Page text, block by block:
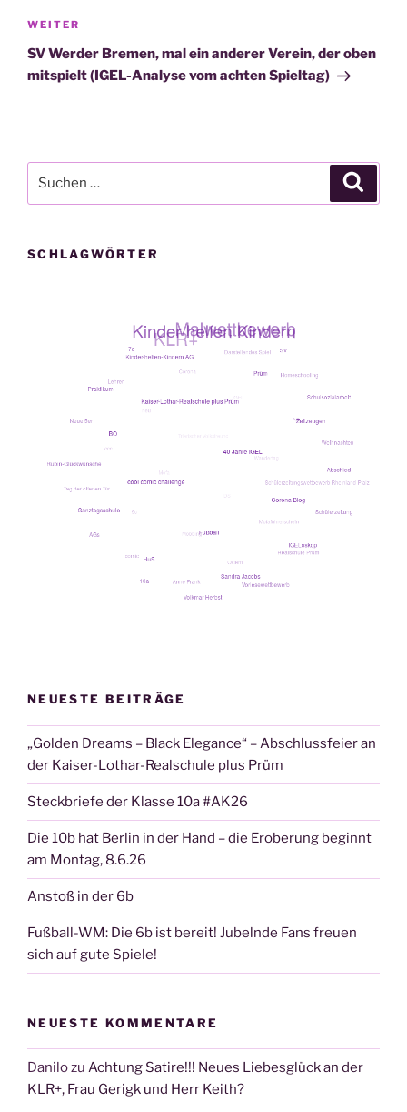
Nächster
Beitrag
WEITER
SV Werder Bremen, mal ein anderer Verein, der oben
mitspielt (IGEL-Analyse vom achten Spieltag)
nach:
SCHLAGWÖRTER
NEUESTE BEITRÄGE
„Golden Dreams – Black Elegance“ – Abschlussfeier an
der Kaiser-Lothar-Realschule plus Prüm
Steckbriefe der Klasse 10a #AK26
Die 10b hat Berlin in der Hand – die Eroberung beginnt
am Montag, 8.6.26
Anstoß in der 6b
Fußball-WM: Die 6b ist bereit! Jubelnde Fans freuen
sich auf gute Spiele!
NEUESTE KOMMENTARE
Danilozu Achtung Satire!!! Neues Liebesglück an der
KLR+, Frau Gerigk und Herr Keith?